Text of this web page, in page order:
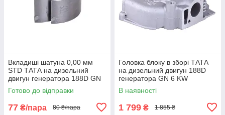
Вкладиші шатуна 0,00 мм
STD ТАТА на дизельний
двигун генератора 188D GN
6 KW, к-т: 2шт.
Готово до відправки
77 ₴/пара 80 ₴/пара
Головка блоку в зборі ТАТА
на дизельний двигун 188D
генератора GN 6 KW
В наявності
1 799 ₴ 1 855 ₴